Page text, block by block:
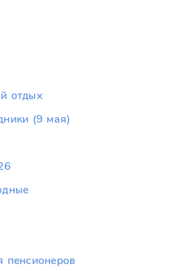
отдых
(9 мая)
пенсионеров